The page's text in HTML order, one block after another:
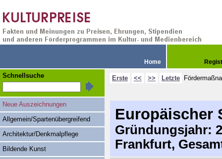
Home
Erste << >> Letzte
Europäischer
Gründungsjahr:
Frankfurt,
Schnellsuche
Neue Auszeichnungen
Allgemein/Spartenübergreifend
Architektur/Denkmalpflege
Bildende Kunst